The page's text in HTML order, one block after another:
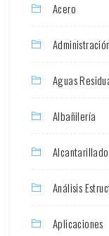
Acero
Administración
Aguas
Albañilería
Análisis
Aplicaciones